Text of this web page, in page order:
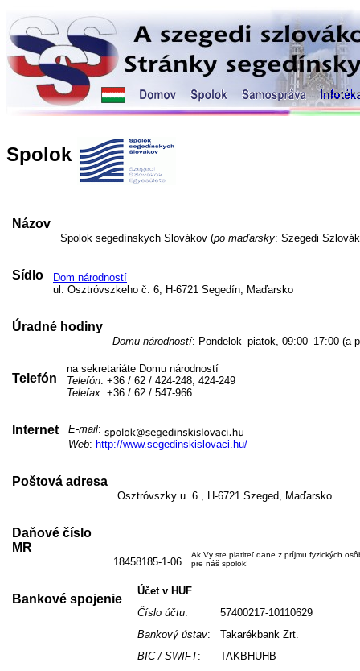
Spolok
Názov
Spolok segedínskych Slovákov (po maďarsky: Szegedi
Sídlo
Dom národností
ul. Osztróvszkeho č. 6, H-6721 Segedín, Maďarsko
Úradné hodiny
Domu národností: Pondelok–piatok, 09:00–17:00 (a
Telefón
na sekretariáte Domu národností
Telefón: +36 / 62 / 424-248, 424-249
Telefax: +36 / 62 / 547-966
Internet E-mail:
Web: http://www.segedinskislovaci.hu/
Poštová adresa
Osztróvszky u. 6., H-6721 Szeged, Maďarsko
Daňové číslo
MR
18458185-1-06
Ak Vy ste platiteľ dane z príjmu fyzických
pre náš spolok!
Bankové spojenie
Účet v HUF
Číslo účtu:
57400217-10110629
Bankový ústav:
Takarékbank Zrt.
BIC / SWIFT:
TAKBHUHB